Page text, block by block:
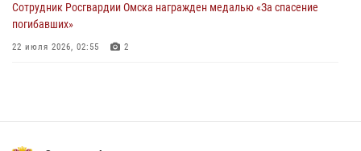
Сотрудник Росгвардии Омска награжден медалью «За спасение
погибавших»
22 июля 2026, 02:55 2